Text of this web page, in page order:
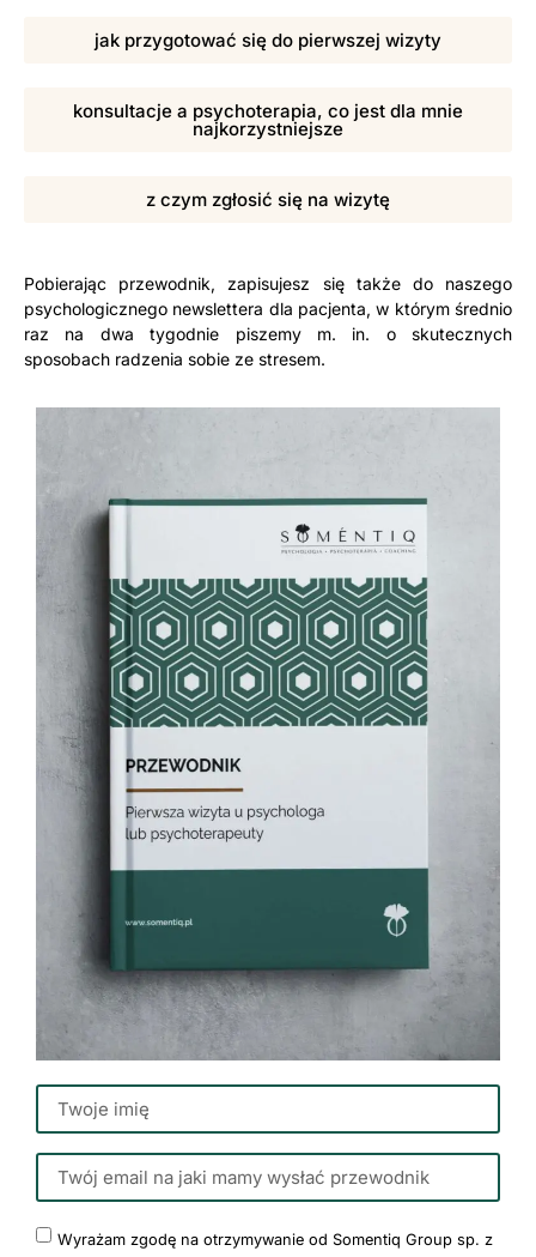
Wyrażam zgodę na otrzymywanie od Somentiq Group sp. z
jak przygotować się do pierwszej wizyty
konsultacje a psychoterapia, co jest dla mnie
najkorzystniejsze
z czym zgłosić się na wizytę
Pobierając przewodnik, zapisujesz się także do naszego
psychologicznego newslettera dla pacjenta, w którym średnio
raz na dwa tygodnie piszemy m. in. o skutecznych
sposobach radzenia sobie ze stresem.